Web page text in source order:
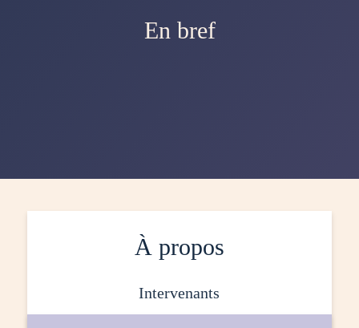
En bref
À propos
intervenants